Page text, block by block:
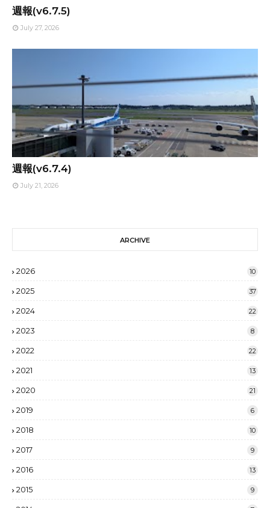
週報(v6.7.5)
July 27, 2026
週報(v6.7.4)
July 21, 2026
ARCHIVE
2026 10
2025 37
2024 22
2023 8
2022 22
2021 13
2020 21
2019 6
2018 10
2017 9
2016 13
2015 9